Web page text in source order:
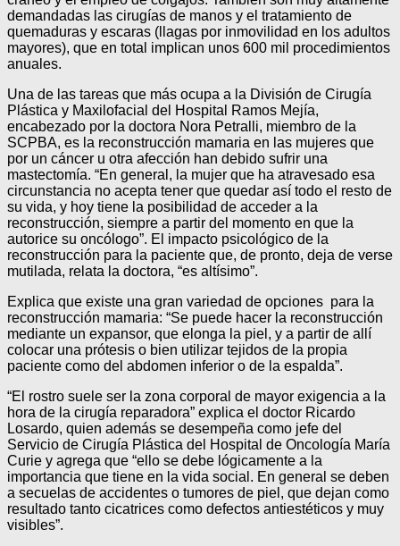
demandadas las cirugías de manos y el tratamiento de
quemaduras y escaras (llagas por inmovilidad en los adultos
mayores), que en total implican unos 600 mil procedimientos
anuales.
Una de las tareas que más ocupa a la División de Cirugía
Plástica y Maxilofacial del Hospital Ramos Mejía,
encabezado por la doctora Nora Petralli, miembro de la
SCPBA, es la reconstrucción mamaria en las mujeres que
por un cáncer u otra afección han debido sufrir una
mastectomía. “En general, la mujer que ha atravesado esa
circunstancia no acepta tener que quedar así todo el resto de
su vida, y hoy tiene la posibilidad de acceder a la
reconstrucción, siempre a partir del momento en que la
autorice su oncólogo”. El impacto psicológico de la
reconstrucción para la paciente que, de pronto, deja de verse
mutilada, relata la doctora, “es altísimo”.
Explica que existe una gran variedad de opciones para la
reconstrucción mamaria: “Se puede hacer la reconstrucción
mediante un expansor, que elonga la piel, y a partir de allí
colocar una prótesis o bien utilizar tejidos de la propia
paciente como del abdomen inferior o de la espalda”.
“El rostro suele ser la zona corporal de mayor exigencia a la
hora de la cirugía reparadora” explica el doctor Ricardo
Losardo, quien además se desempeña como jefe del
Servicio de Cirugía Plástica del Hospital de Oncología María
Curie y agrega que “ello se debe lógicamente a la
importancia que tiene en la vida social. En general se deben
a secuelas de accidentes o tumores de piel, que dejan como
resultado tanto cicatrices como defectos antiestéticos y muy
visibles”.